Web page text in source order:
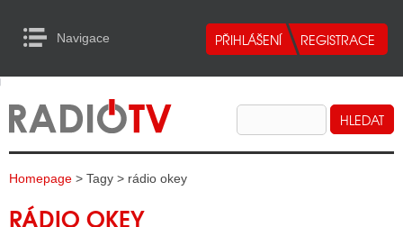
Navigace
RADIA
TELEVIZE
INTERNET
TISK
to Content
Homepage > Tagy > rádio okey
RÁDIO OKEY